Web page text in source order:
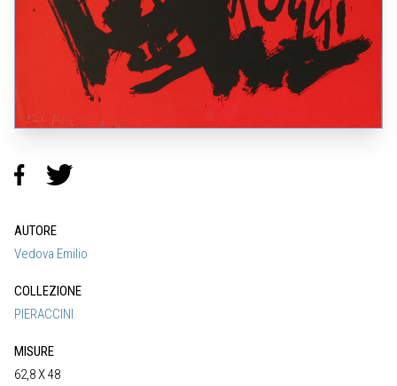
AUTORE
Vedova Emilio
COLLEZIONE
PIERACCINI
MISURE
62,8 X 48